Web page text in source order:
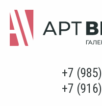
+7 (985)
+7 (916)